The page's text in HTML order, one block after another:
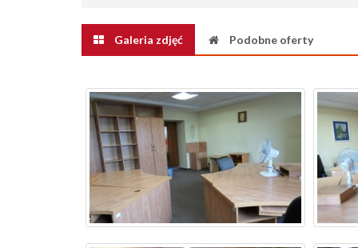
Galeria zdjęć Podobne oferty